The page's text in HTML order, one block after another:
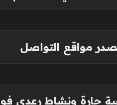
مواقع التواصل